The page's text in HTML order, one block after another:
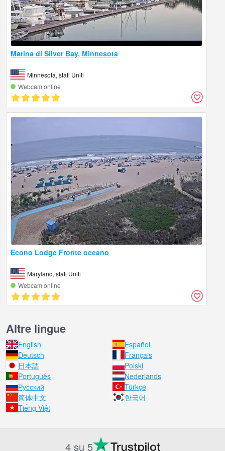
Marina di Silver Bay, Minnesota
Minnesota, stati Uniti
Webcam online
Econo Lodge Fronte oceano
Maryland, stati Uniti
Webcam online
Altre lingue
English
Español
Deutsch
Français
日本語
Polski
Português
Nederlands
Русский
Türkçe
简体中文
한국어
Tiếng Việt
4 su 5